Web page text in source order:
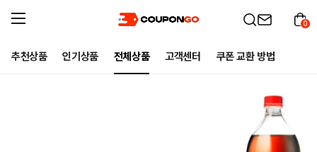
추천상품 인기상품 전체상품 고객센터 쿠폰 교환 방법
0